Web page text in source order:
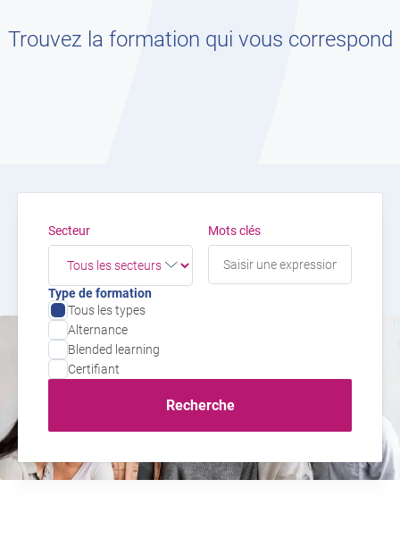
Trouvez la formation qui vous correspond
Secteur Mots clés
Type de formation
Tous les types
Alternance
Blended learning
Certifiant